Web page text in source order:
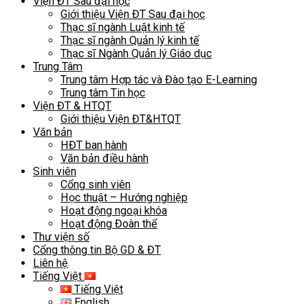
Giới thiệu Viện ĐT Sau đại học
Thạc sĩ ngành Luật kinh tế
Thạc sĩ ngành Quản lý kinh tế
Thạc sĩ Ngành Quản lý Giáo dục
Trung Tâm
Trung tâm Hợp tác và Đào tạo E-Learning
Trung tâm Tin học
Viện ĐT & HTQT
Giới thiệu Viện ĐT&HTQT
Văn bản
HĐT ban hành
Văn bản điều hành
Sinh viên
Cổng sinh viên
Học thuật – Hướng nghiệp
Hoạt động ngoại khóa
Hoạt động Đoàn thể
Thư viện số
Cổng thông tin Bộ GD & ĐT
Liên hệ
Tiếng Việt
Tiếng Việt